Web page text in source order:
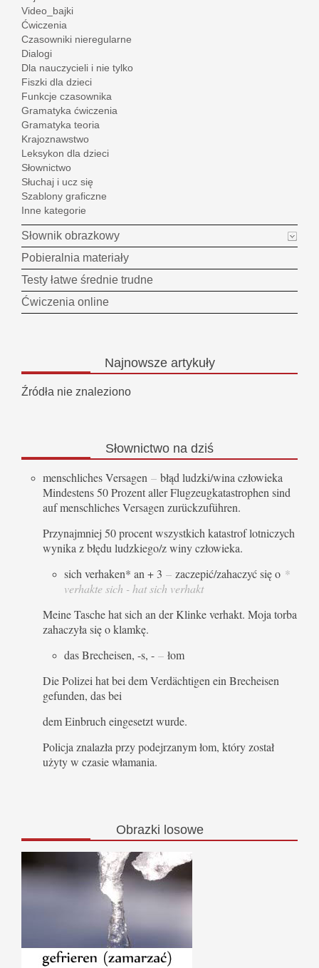
Video_bajki
Ćwiczenia
Czasowniki nieregularne
Dialogi
Dla nauczycieli i nie tylko
Fiszki dla dzieci
Funkcje czasownika
Gramatyka ćwiczenia
Gramatyka teoria
Krajoznawstwo
Leksykon dla dzieci
Słownictwo
Słuchaj i ucz się
Szablony graficzne
Inne kategorie
Słownik obrazkowy
Pobieralnia materiały
Testy łatwe średnie trudne
Ćwiczenia online
Najnowszeartykuły
Źródła nie znaleziono
Słownictwo na dziś
menschliches Versagen – błąd ludzki/wina człowieka
Mindestens 50 Prozent aller Flugzeugkatastrophen sind
auf menschliches Versagen zurückzuführen.
Przynajmniej 50 procent wszystkich katastrof lotniczych
wynika z błędu ludzkiego/z winy człowieka.
sich verhaken* an + 3 – zaczepić/zahaczyć się o *
verhakte sich - hat sich verhakt
Meine Tasche hat sich an der Klinke verhakt. Moja torba
zahaczyła się o klamkę.
das Brecheisen, -s, - – łom
Die Polizei hat bei dem Verdächtigen ein Brecheisen
gefunden, das bei
dem Einbruch eingesetzt wurde.
Policja znalazła przy podejrzanym łom, który został
użyty w czasie włamania.
Obrazki losowe